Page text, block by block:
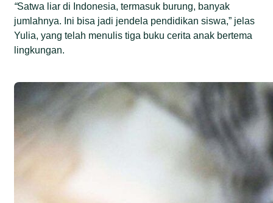
“Satwa liar di Indonesia, termasuk burung, banyak
jumlahnya. Ini bisa jadi jendela pendidikan siswa,” jelas
Yulia, yang telah menulis tiga buku cerita anak bertema
lingkungan.